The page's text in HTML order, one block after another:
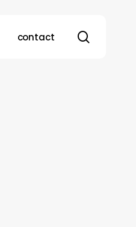
contact